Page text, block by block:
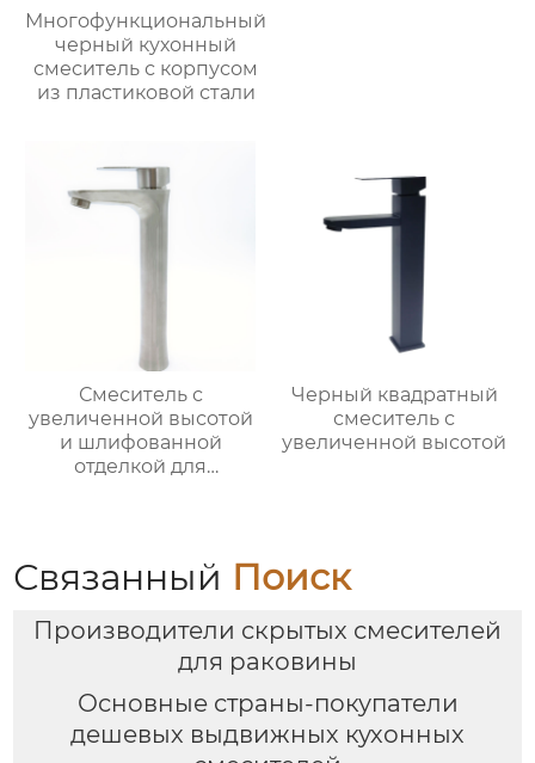
Многофункциональный
черный кухонный
смеситель с корпусом
из пластиковой стали
Смеситель с
увеличенной высотой
и шлифованной
отделкой для
Черный квадратный
смеситель с
увеличенной высотой
Связанный Поиск
Производители скрытых смесителей
для раковины
Основные страны-покупатели
дешевых выдвижных кухонных